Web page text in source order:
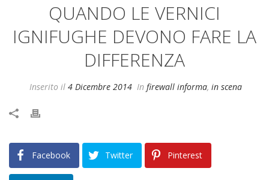
QUANDO LE VERNICI
IGNIFUGHE DEVONO FARE LA
DIFFERENZA
Inserito il 4 Dicembre 2014 In firewall informa, in scena
Facebook Twitter Pinterest